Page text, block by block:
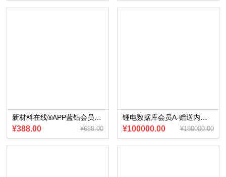
¥388.00 ¥688.00 ¥100000.00 ¥180000.00